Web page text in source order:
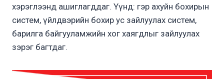
хэрэглээнд ашиглагддаг. Үүнд: гэр ахуйн бохирын
систем, үйлдвэрийн бохир ус зайлуулах систем,
барилга байгууламжийн хог хаягдлыг зайлуулах
зэрэг багтдаг.